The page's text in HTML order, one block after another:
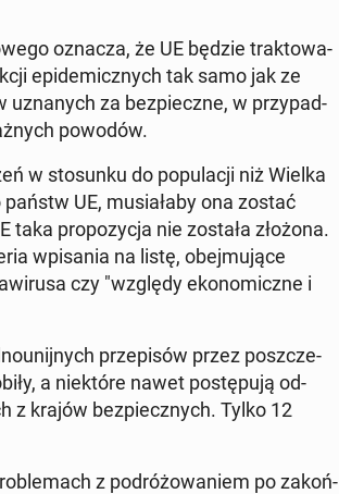
oznacza, że ​​UE będzie trak­to­wa­
epi­de­micz­nych tak samo jak ze
za bez­piecz­ne, w przy­pad­
powodów.
w sto­sun­ku do po­pu­la­cji niż Wielka
UE, mu­sia­ła­by ona zostać
taka pro­po­zy­cja nie została złożona.
wpi­sa­nia na listę, obej­mu­ją­ce
czy "względy eko­no­micz­ne i
prze­pi­sów przez po­szcze­
a nie­któ­re nawet po­stę­pu­ją od­
z krajów bez­piecz­nych. Tylko 12
z po­dró­żo­wa­niem po za­koń­